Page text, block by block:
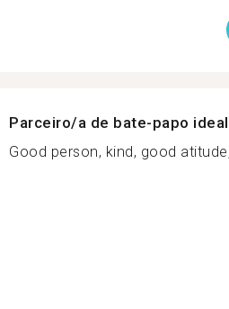
Parceiro/a de bate-papo ideal
Good person, kind, good